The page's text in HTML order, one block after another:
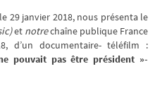
29 janvier 2018, nous présenta le
et notrechaîne publique France
d’un documentaire- téléfilm :
pouvait pas être président »-